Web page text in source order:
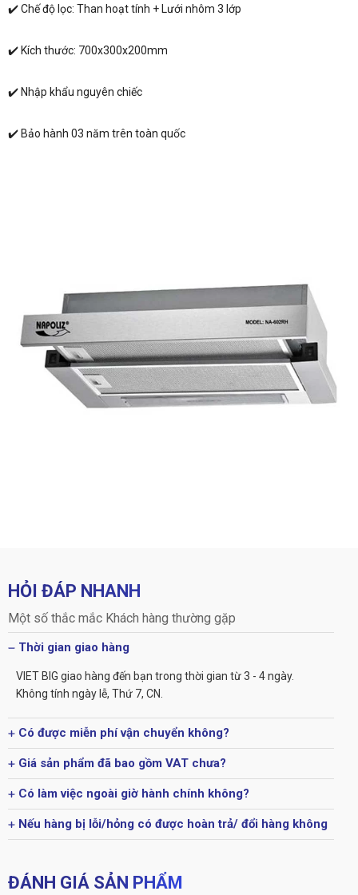
✔️ Chế độ lọc: Than hoạt tính + Lưới nhôm 3 lớp
✔️ Kích thước: 700x300x200mm
✔️ Nhập khẩu nguyên chiếc
✔️ Bảo hành 03 năm trên toàn quốc
HỎI ĐÁP NHANH
Một số thắc mắc Khách hàng thường gặp
Thời gian giao hàng
VIET BIG giao hàng đến bạn trong thời gian từ 3 - 4 ngày.
Không tính ngày lễ, Thứ 7, CN.
Có được miễn phí vận chuyển không?
Giá sản phẩm đã bao gồm VAT chưa?
Có làm việc ngoài giờ hành chính không?
Nếu hàng bị lỗi/hỏng có được hoàn trả/ đổi hàng không
ĐÁNH GIÁ SẢN PHẨM